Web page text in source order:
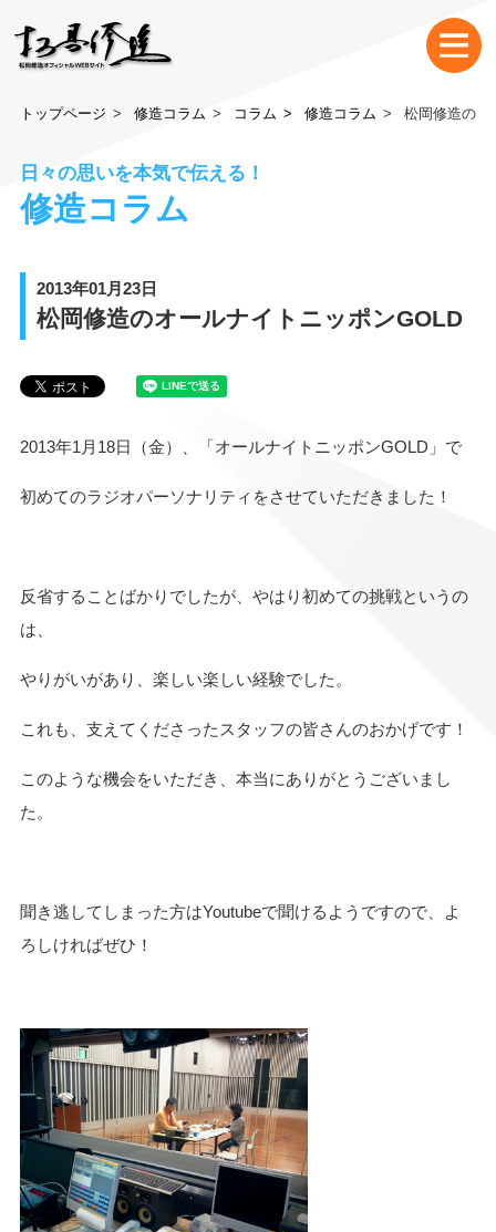
トップページ 修造コラム コラム 修造コラム 松岡修造のオ
日々の思いを本気で伝える！
修造コラム
2013年01月23日
松岡修造のオールナイトニッポンGOLD
2013年1月18日（金）、「オールナイトニッポンGOLD」で
初めてのラジオパーソナリティをさせていただきました！
反省することばかりでしたが、やはり初めての挑戦というの
は、
やりがいがあり、楽しい楽しい経験でした。
これも、支えてくださったスタッフの皆さんのおかげです！
このような機会をいただき、本当にありがとうございまし
た。
聞き逃してしまった方はYoutubeで聞けるようですので、よ
ろしければぜひ！